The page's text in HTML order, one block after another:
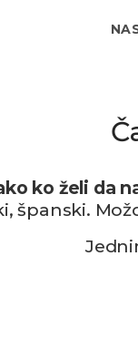
ko želi da
španski.